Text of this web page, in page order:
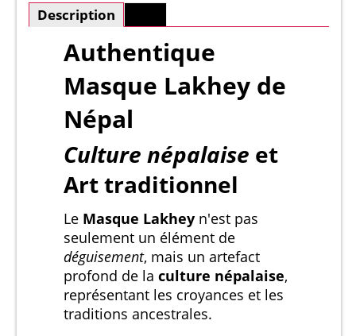
Description
Authentique
Masque Lakhey de
Népal
Culture népalaise et
Art traditionnel
Le Masque Lakhey n'est pas
seulement un élément de
déguisement, mais un artefact
profond de la culture népalaise,
représentant les croyances et les
traditions ancestrales.